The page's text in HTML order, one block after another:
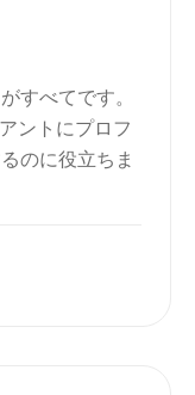
すべてです。
ントにプロフ
のに役立ちま